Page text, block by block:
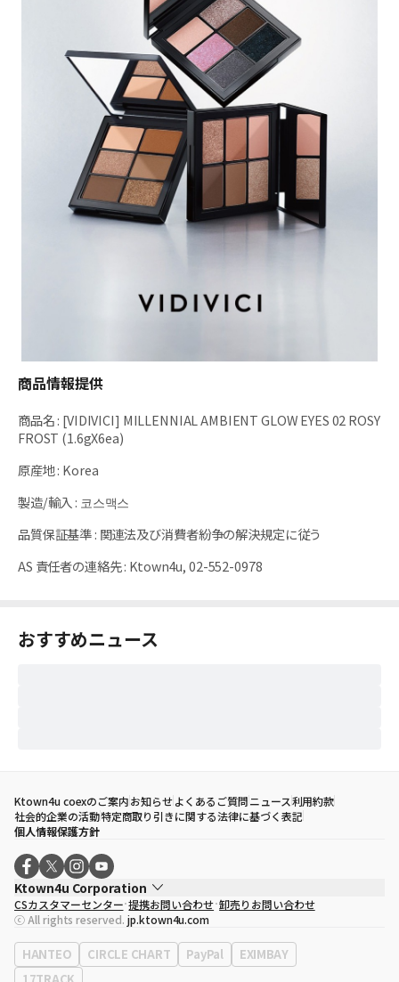
商品情報提供
商品名: [VIDIVICI] MILLENNIAL AMBIENT GLOW EYES 02 ROSY
FROST (1.6gX6ea)
原産地: Korea
製造/輸入 : 코스맥스
品質保証基準: 関連法及び消費者紛争の解決規定に従う
AS 責任者の連絡先: Ktown4u, 02-552-0978
おすすめニュース
Ktown4u coexのご案内お知らせよくあるご質問ニュース利用約款
社会的企業の活動特定商取り引きに関する法律に基づく表記
個人情報保護方針
Ktown4u Corporation
代表取締役
ソン・ヒョミン
事業者登録番号120-87-71116
eContext
0120-23-7523
事務所住所
ソウル特別市江南区永東大路513、3階(三成洞、coex)
CSカスタマーセンター 提携お問い合わせ 卸売りお問い合わせ
ⓒ All rights reserved. jp.ktown4u.com
HANTEO CIRCLE CHART PayPal
EXIMBAY
17TRACK